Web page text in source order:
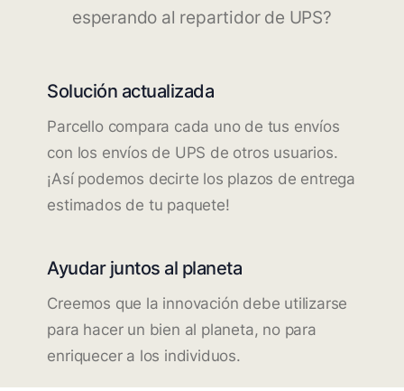
esperando al repartidor de UPS?
Solución actualizada
Parcello compara cada uno de tus envíos
con los envíos de UPS de otros usuarios.
¡Así podemos decirte los plazos de entrega
estimados de tu paquete!
Ayudar juntos al planeta
Creemos que la innovación debe utilizarse
para hacer un bien al planeta, no para
enriquecer a los individuos.